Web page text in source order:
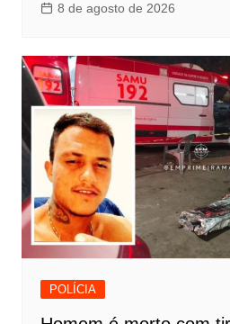
8 de agosto de 2026
POLÍCIA